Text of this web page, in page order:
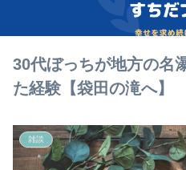
30代ぼっちが地方の名
た経験【袋田の滝へ】
雑談